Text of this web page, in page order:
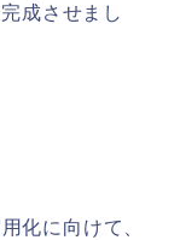
成させまし
化に向けて、